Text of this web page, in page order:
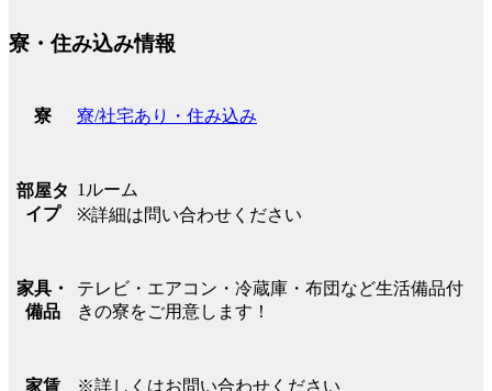
寮・住み込み情報
寮 寮/社宅あり・住み込み
部屋タ
イプ
1ルーム
※詳細は問い合わせください
家具・
備品
テレビ・エアコン・冷蔵庫・布団など生活備品付
きの寮をご用意します！
家賃 ※詳しくはお問い合わせください